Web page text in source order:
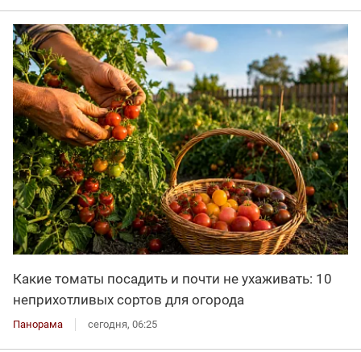
Какие томаты посадить и почти не ухаживать: 10
неприхотливых сортов для огорода
Панорама сегодня, 06:25